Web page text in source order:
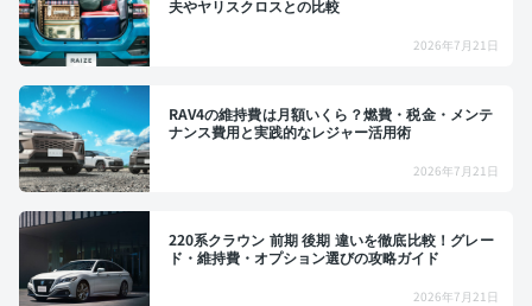
夫やヤリスクロスとの比較
2026年7月21日
RAV4の維持費は月額いくら？燃費・税金・メンテ
ナンス費用と実践的なレジャー活用術
2026年7月21日
220系クラウン 前期 後期 違いを徹底比較！グレー
ド・維持費・オプション選びの攻略ガイド
2026年7月21日